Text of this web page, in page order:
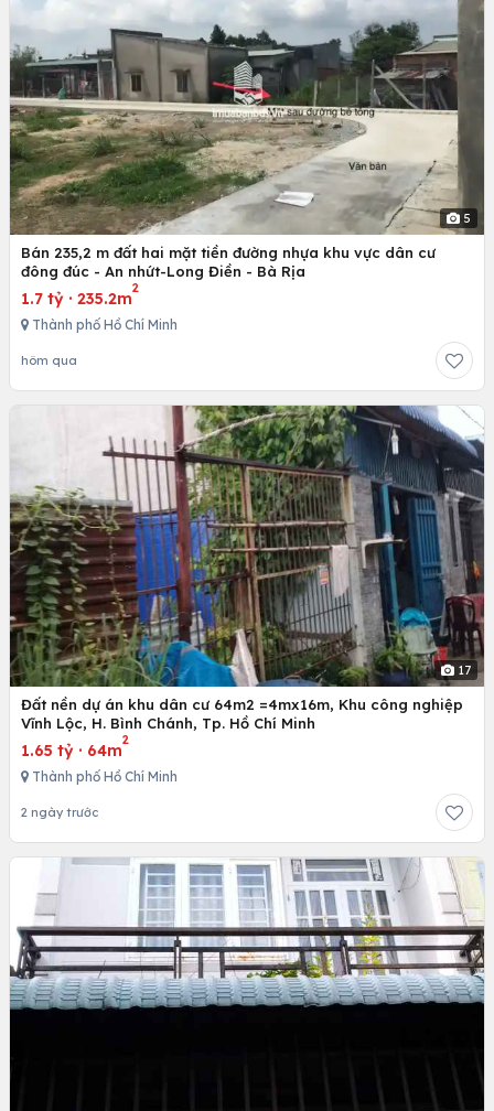
5
Bán 235,2 m đất hai mặt tiền đường nhựa khu vực dân cư
đông đúc - An nhứt-Long Điền - Bà Rịa
1.7 tỷ · 235.2m
2
Thành phố Hồ Chí Minh
hôm qua
17
Đất nền dự án khu dân cư 64m2 =4mx16m, Khu công nghiệp
Vĩnh Lộc, H. Bình Chánh, Tp. Hồ Chí Minh
1.65 tỷ · 64m
2
Thành phố Hồ Chí Minh
2 ngày trước